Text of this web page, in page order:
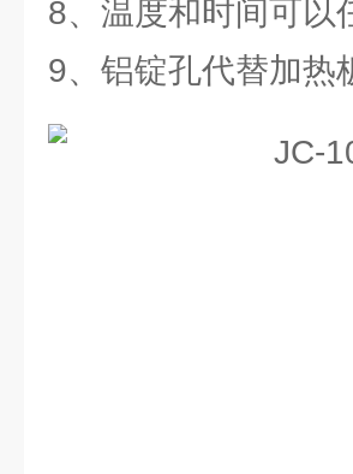
8、温度和时间可以
9、铝锭孔代替加热